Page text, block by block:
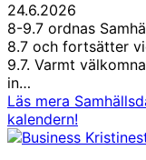
24.6.2026
8-9.7 ordnas
8.7 och fortsätter
9.7. Varmt
in…
Läs mera
kalendern!